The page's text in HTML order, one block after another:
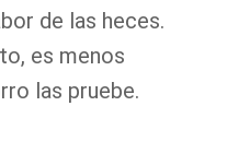
de las heces.
es menos
las pruebe.